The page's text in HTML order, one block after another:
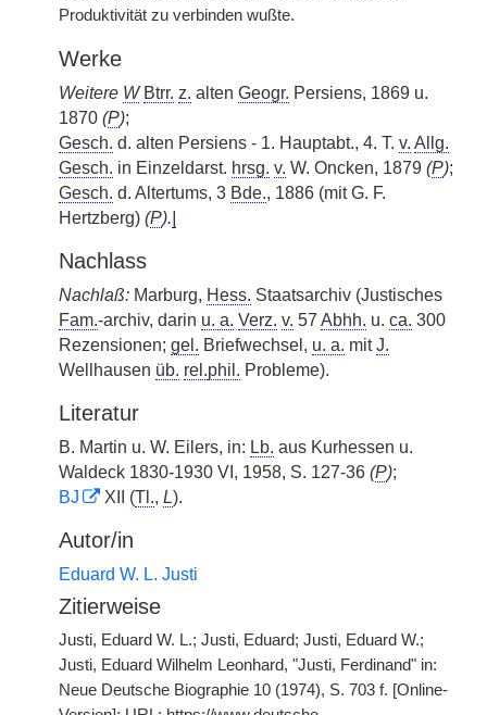
Produktivität zu verbinden wußte.
Werke
Weitere W Btrr. z. alten Geogr. Persiens, 1869 u.
1870 (P);
Gesch. d. alten Persiens - 1. Hauptabt., 4. T. v. Allg.
Gesch. in Einzeldarst. hrsg. v. W. Oncken, 1879 (P);
Gesch. d. Altertums, 3 Bde., 1886 (mit G. F.
Hertzberg) (P).
Nachlass
Nachlaß: Marburg, Hess. Staatsarchiv (Justisches
Fam.-archiv, darin u. a. Verz. v. 57 Abhh. u. ca. 300
Rezensionen; gel. Briefwechsel, u. a. mitJ.
Wellhausen üb. rel.phil. Probleme).
Literatur
B. Martin u. W. Eilers, in: Lb. aus Kurhessen u.
Waldeck 1830-1930 VI, 1958, S. 127-36 (P);
BJ
XII (Tl., L).
Autor/in
Eduard W. L. Justi
Zitierweise
Justi, Eduard W. L.; Justi, Eduard; Justi, Eduard W.;
Justi, Eduard Wilhelm Leonhard, "Justi, Ferdinand" in:
Neue Deutsche Biographie 10 (1974), S. 703 f. [Online-